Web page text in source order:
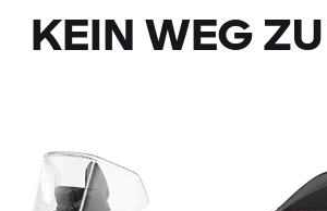
KEIN WEG